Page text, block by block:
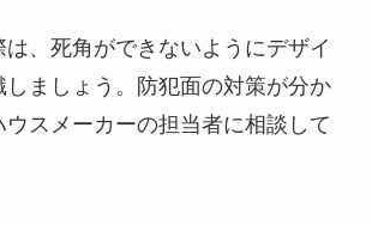
、死角ができないようにデザイ
しましょう。防犯面の対策が分か
ウスメーカーの担当者に相談して